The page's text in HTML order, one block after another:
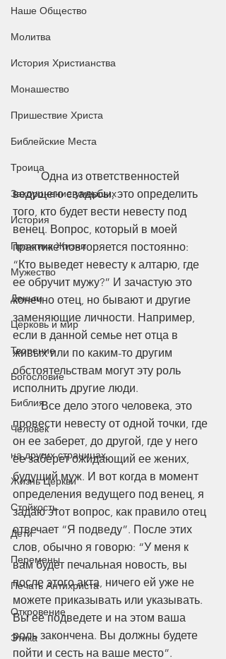
Наше Общество
Молитва
История Христианства
Монашество
Пришествие Христа
Библейские Места
Троица
Захоронение умерших
История
Практика Жизни
Мужество
Деньги
Церковь и мир
Творение
Богословие
Библия
Человек
на других страницах
Жизнь Церкви
Стойкость
Дети
Перемены
Печать Антихриста
Откровение
Этика
	Одна из ответственностей
ведущего свадьбы, это определить
того, кто будет вести невесту под
венец. Вопрос, который в моей
практике повторяется постоянно:
“Кто выведет невесту к алтарю, где
ее обручит мужу?” И зачастую это
конечно отец, но бывают и другие
заменяющие личности. Например,
если в данной семье нет отца в
живых или по каким-то другим
обстоятельствам могут эту роль
исполнить другие люди.
	Все дело этого человека, это
провести невесту от одной точки, где
он ее заберет, до другой, где у него
ее заберет ожидающий ее жених,
будущий муж. И вот когда в момент
определения ведущего под венец, я
задаю этот вопрос, как правило отец
отвечает “Я подведу”. После этих
слов, обычно я говорю: “У меня к
вам будет печальная новость, вы
после этого акта, ничего ей уже не
можете приказывать или указывать.
Вы ее подведете и на этом ваша
роль закончена. Вы должны будете
пойти и сесть на ваше место”.